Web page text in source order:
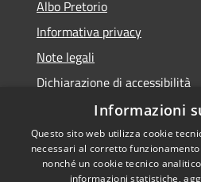
Albo Pretorio
Informativa privacy
Note legali
Dichiarazione di accessibilità
Informazioni
Questo sito web utilizza cookie
necessari al corretto
nonché un cookie tecnico
informazioni statistiche,